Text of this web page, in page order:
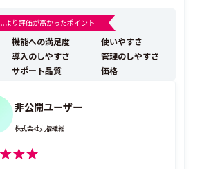
タイミングでポップアップバナーを表示し、
率とコンバージョン率を飛躍的に向上させる
ツールです。 一般的にサイトへ訪問...
より評価が高かったポイント
機能への満足度
使いやすさ
導入のしやすさ
管理のしやすさ
サポート品質
価格
非公開ユーザー
株式会社丸福繊維